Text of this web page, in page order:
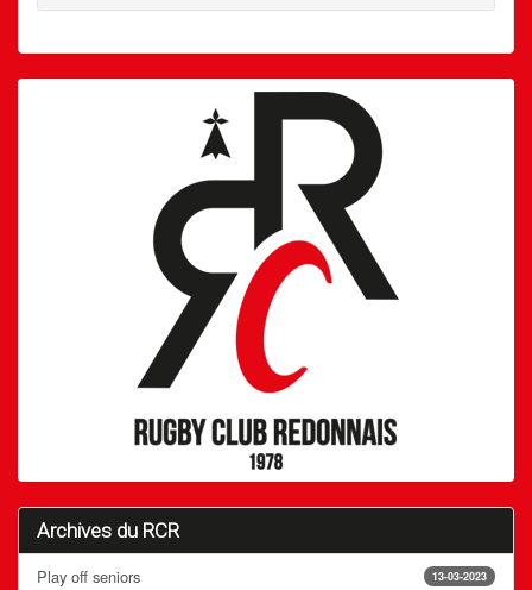
Archives du RCR
13-03-2023
Play off seniors